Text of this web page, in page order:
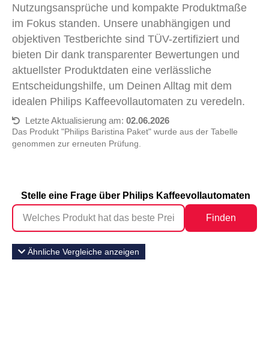
Nutzungsansprüche und kompakte Produktmaße
im Fokus standen. Unsere unabhängigen und
objektiven Testberichte sind TÜV-zertifiziert und
bieten Dir dank transparenter Bewertungen und
aktuellster Produktdaten eine verlässliche
Entscheidungshilfe, um Deinen Alltag mit dem
idealen Philips Kaffeevollautomaten zu veredeln.
Letzte Aktualisierung am: 02.06.2026
Das Produkt "Philips Baristina Paket" wurde aus der Tabelle
genommen zur erneuten Prüfung.
Stelle eine Frage über Philips Kaffeevollautomaten
Finden
Ähnliche Vergleiche anzeigen